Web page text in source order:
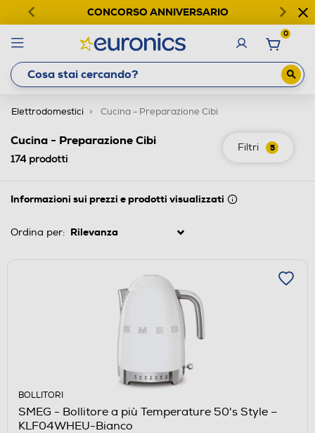
CONCORSO ANNIVERSARIO
0
Elettrodomestici Cucina - Preparazione Cibi
Filtri 5
Cucina - Preparazione Cibi
174prodotti
Informazioni sui prezzi e prodotti visualizzati
Ordina per:
BOLLITORI
SMEG - Bollitore a più Temperature 50's Style –
KLF04WHEU-Bianco